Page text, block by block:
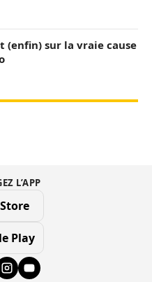
(enfin) sur la vraie cause
L’APP
Play